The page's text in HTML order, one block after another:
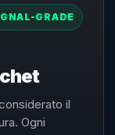
GRADE
il
Ogni